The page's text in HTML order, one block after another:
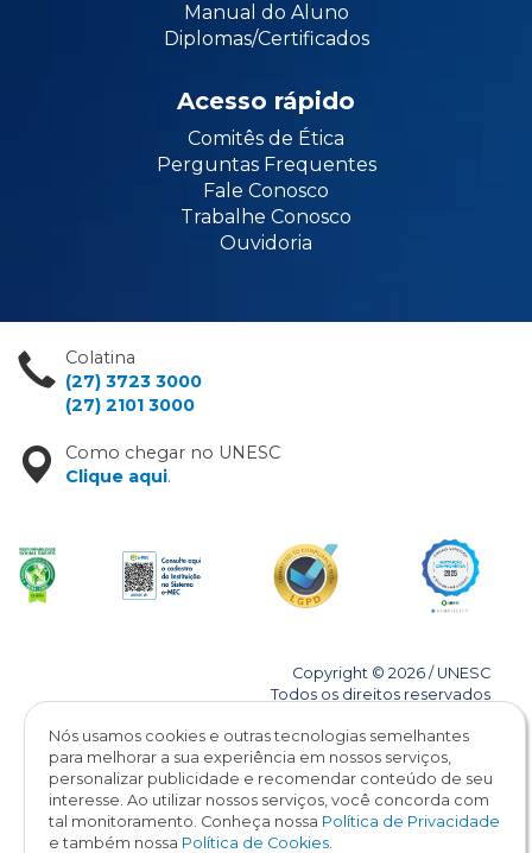
Manual do Aluno
Diplomas/Certificados
Acesso rápido
Comitês de Ética
Perguntas Frequentes
Fale Conosco
Trabalhe Conosco
Ouvidoria
Colatina
(27) 3723 3000
(27) 2101 3000
Como chegar no UNESC
Clique aqui.
Copyright © 2026 / UNESC
Todos os direitos reservados
Nós usamos cookies e outras tecnologias semelhantes
para melhorar a sua experiência em nossos serviços,
personalizar publicidade e recomendar conteúdo de seu
interesse. Ao utilizar nossos serviços, você concorda com
tal monitoramento. Conheça nossa Política de Privacidade
e também nossa Política de Cookies.